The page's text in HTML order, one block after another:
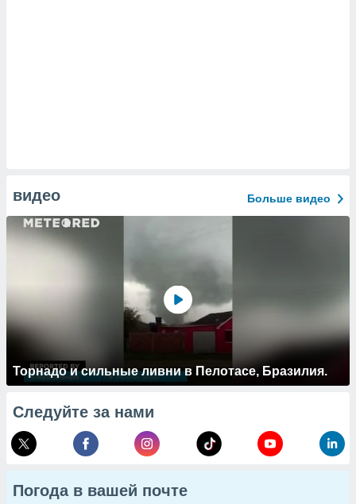
видео Больше видео
Торнадо и сильные ливни в Пелотасе, Бразилия.
Следуйте за нами
Погода в вашей почте